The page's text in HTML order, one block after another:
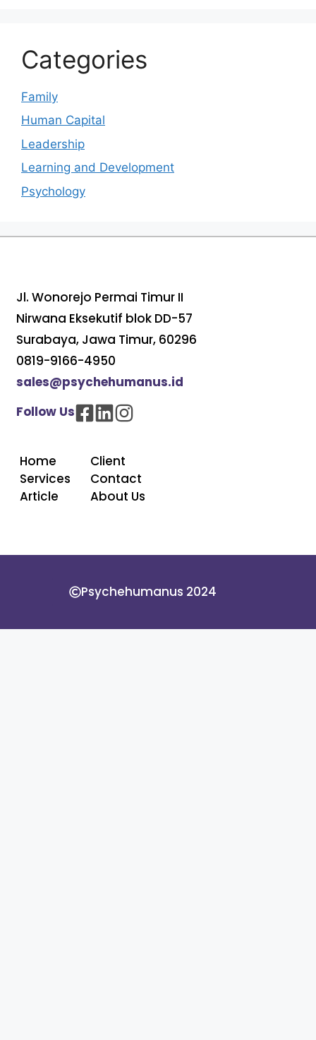
Categories
Family
Human Capital
Leadership
Learning and Development
Psychology
Jl. Wonorejo Permai Timur II
Nirwana Eksekutif blok DD-57
Surabaya, Jawa Timur, 60296
0819-9166-4950
sales@psychehumanus.id
Follow Us
Home
Services
Article
Client
Contact
About Us
Psychehumanus 2024